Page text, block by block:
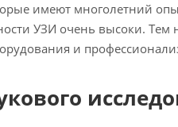
имеют многолетний
УЗИ очень высоки. Тем
и